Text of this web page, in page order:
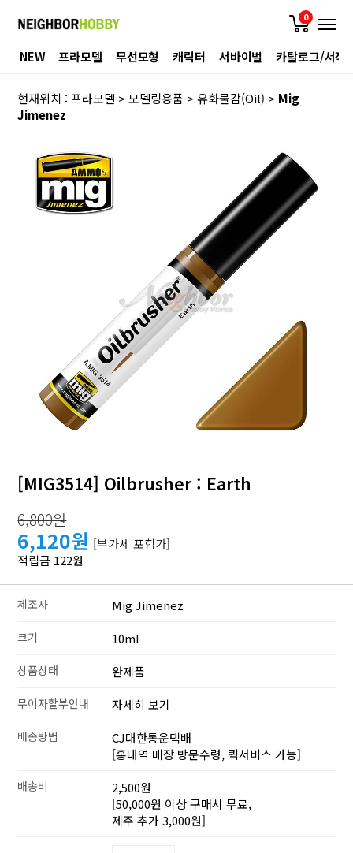
0
NEW 프라모델 무선모형 캐릭터 서바이벌 카탈로그/서적
현재위치 :프라모델 >모델링용품 >유화물감(Oil) > Mig
Jimenez
[MIG3514] Oilbrusher : Earth
6,800원
6,120원 [부가세 포함가]
적립금 122원
제조사 Mig Jimenez
크기 10ml
상품상태 완제품
무이자할부안내 자세히 보기
배송방법
CJ대한통운택배
[홍대역 매장 방문수령, 퀵서비스 가능]
배송비
2,500원
[50,000원 이상 구매시 무료,
제주 추가 3,000원]